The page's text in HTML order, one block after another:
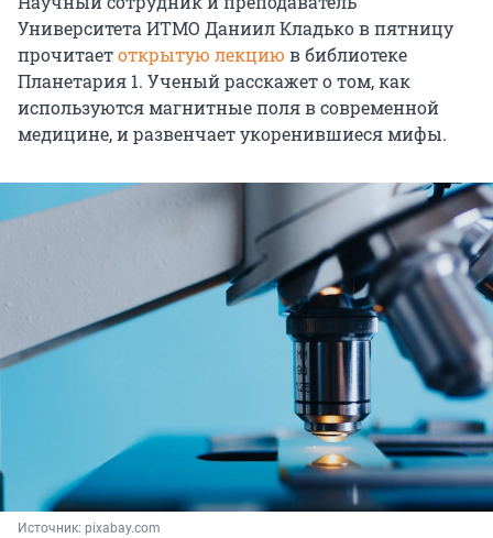
Университета ИТМО Даниил Кладько в пятницу
прочитаетоткрытую лекцию в библиотеке
Планетария 1. Ученый расскажет о том, как
используются магнитные поля в современной
медицине, и развенчает укоренившиеся мифы.
Источник: pixabay.com